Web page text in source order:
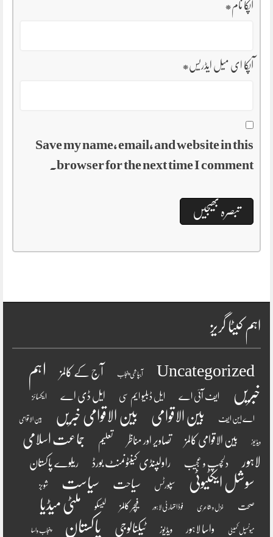
آپکا نام*
آپکا ای میل ایڈریس*
Save my name, email, and website in this
browser for the next time I comment.
اہم کیٹا گریز
Uncategorized آبپاشی پنجاب آج کے کالمز
اہم
خبریں
ایف آئی اے ایل ڈبلیو ایم سی ایل ڈی اے ایکسائز
اے این ایف بین الاقوامی بین الاقوامی خبریں بین الاقوامی
ویڈیوز بین الاقوامی کالمز تصاویر اور مناظر تعلیم
جماعت اسلامی
لاہور
دلچسپ و عجیب راولپنڈی کینٹونمنٹ بورڈ ریلوے پاکستان
سوشل ایکٹیوٹی سپورٹس سیاحت سیاست شوبز
صحت غزل و شاعری فوڈ اتھارٹی لاہور فیچر کالمز لیسکو ملٹی میڈیا
میونسپل کمیٹی واسا لاہور ویڈیوز ٹیکنالوجی پاکستان پنجاب واسا